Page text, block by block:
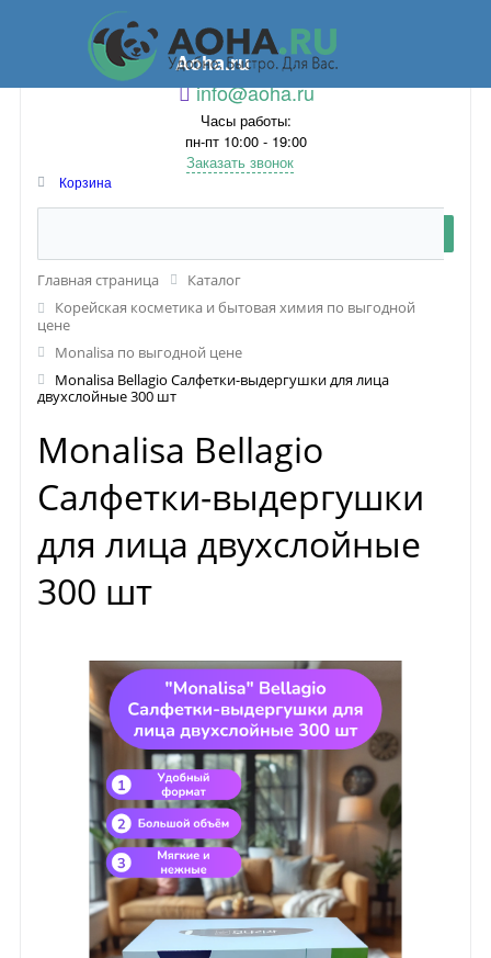
Aoha.ru
info@aoha.ru
Часы работы:
пн-пт 10:00 - 19:00
Заказать звонок
Корзина
Главная страница
Каталог
Корейская косметика и бытовая химия по выгодной
цене
Monalisa по выгодной цене
Monalisa Bellagio Салфетки-выдергушки для лица
двухслойные 300 шт
Monalisa Bellagio
Салфетки-выдергушки
для лица двухслойные
300 шт